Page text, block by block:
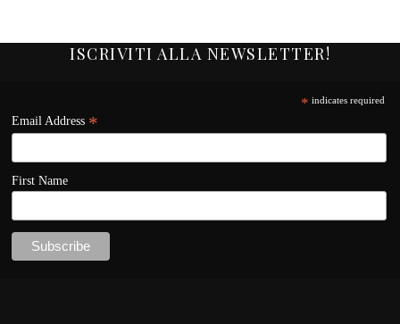
ISCRIVITI ALLA NEWSLETTER!
* indicates required
Email Address *
First Name